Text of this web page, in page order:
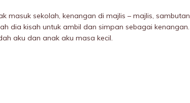
masuk sekolah, kenangan di majlis – majlis, sambutan
dia kisah untuk ambil dan simpan sebagai kenangan.
aku dan anak aku masa kecil.